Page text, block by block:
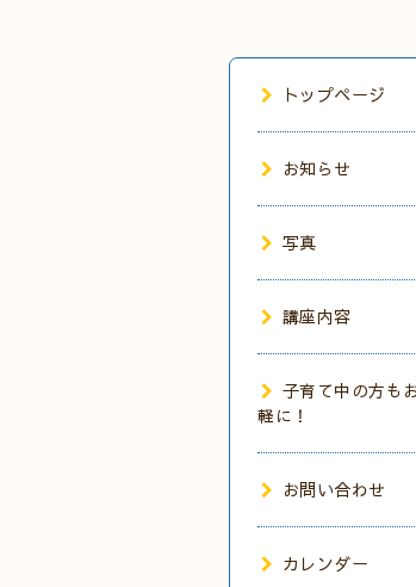
トップページ
お知らせ
写真
講座内容
子育て中の方も
軽に！
お問い合わせ
カレンダー